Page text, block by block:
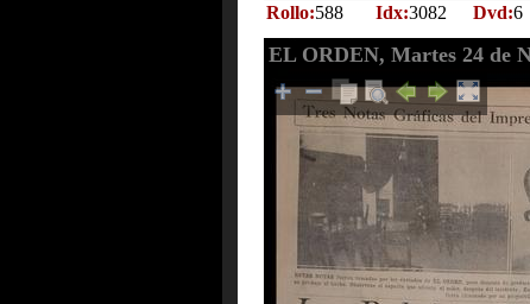
Rollo:588 Idx:3082 Dvd:6
EL ORDEN, Martes 24 de